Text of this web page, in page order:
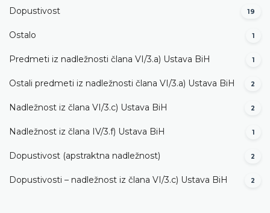
Dopustivost 19
Ostalo 1
Predmeti iz nadležnosti člana VI/3.а) Ustava BiH 1
Ostali predmeti iz nadležnosti člana VI/3.а) Ustava BiH 2
Nadležnost iz člana VI/3.c) Ustava BiH 2
Nadležnost iz člana IV/3.f) Ustava BiH 1
Dopustivost (apstraktna nadležnost) 2
Dopustivosti – nadležnost iz člana VI/3.c) Ustava BiH 2